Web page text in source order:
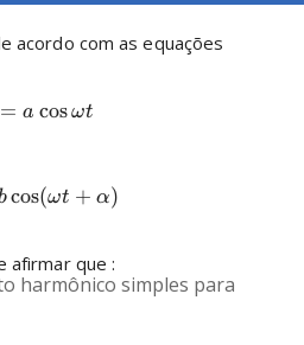
acordo com as equações
= a cosωt
cos(ωt + α)
afirmar que :
harmônico simples para